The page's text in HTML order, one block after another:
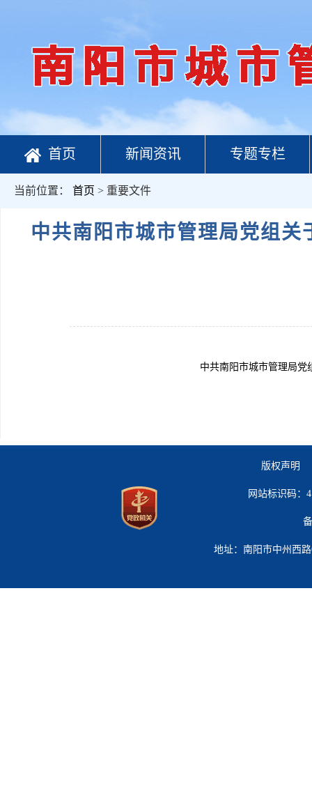
首页 新闻资讯 专题专栏
当前位置： 首页 > 重要文件
中共南阳市城市管理局党组
中共南阳市城市管理局党
版权声明
网站标识码
地址：南阳市中州西